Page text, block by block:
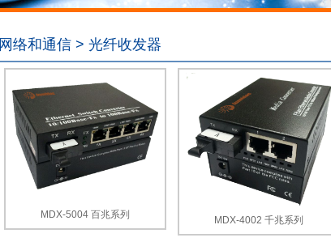
网络和通信 > 光纤收发器
MDX-5004 百兆系列 MDX-4002 千兆系列